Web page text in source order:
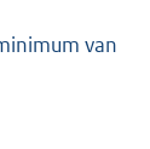
van